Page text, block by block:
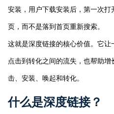
安装，用户下载安装后，第一次
页，而不是落到首页重新搜索。
这就是深度链接的核心价值。它
点击到转化之间的流失，也帮助
击、安装、唤起和转化。
什么是深度链接？